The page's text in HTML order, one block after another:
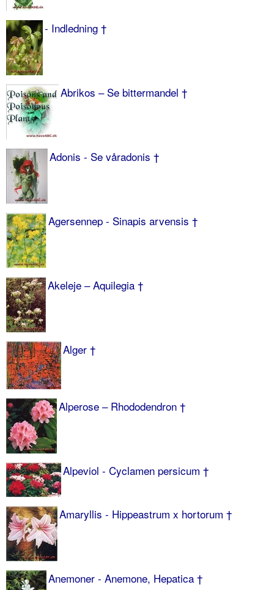
- Indledning †
Abrikos – Se bittermandel †
Adonis - Se våradonis †
Agersennep - Sinapis arvensis †
Akeleje – Aquilegia †
Alger †
Alperose – Rhododendron †
Alpeviol - Cyclamen persicum †
Amaryllis - Hippeastrum x hortorum †
Anemoner - Anemone, Hepatica †